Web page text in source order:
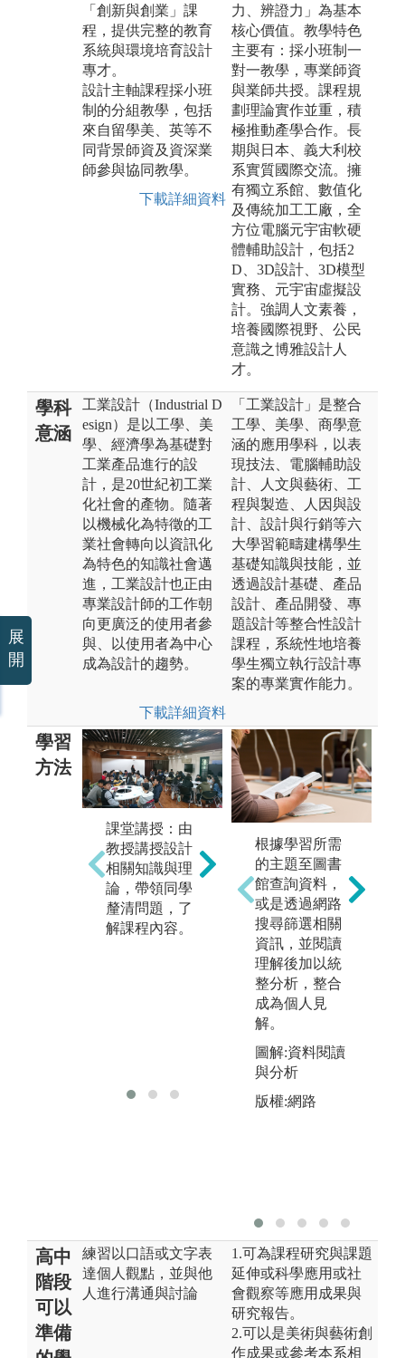
「創新與創業」課
程，提供完整的教育
系統與環境培育設計
專才。
設計主軸課程採小班
制的分組教學，包括
來自留學美、英等不
同背景師資及資深業
師參與協同教學。
下載詳細資料
力、辨證力」為基本
核心價值。教學特色
主要有：採小班制一
對一教學，專業師資
與業師共授。課程規
劃理論實作並重，積
極推動產學合作。長
期與日本、義大利校
系實質國際交流。擁
有獨立系館、數值化
及傳統加工工廠，全
方位電腦元宇宙軟硬
體輔助設計，包括2
D、3D設計、3D模型
實務、元宇宙虛擬設
計。強調人文素養，
培養國際視野、公民
意識之博雅設計人
才。
學科
意涵
工業設計（Industrial D
esign）是以工學、美
學、經濟學為基礎對
工業產品進行的設
計，是20世紀初工業
化社會的產物。隨著
以機械化為特徵的工
業社會轉向以資訊化
為特色的知識社會邁
進，工業設計也正由
專業設計師的工作朝
向更廣泛的使用者參
與、以使用者為中心
成為設計的趨勢。
下載詳細資料
「工業設計」是整合
工學、美學、商學意
涵的應用學科，以表
現技法、電腦輔助設
計、人文與藝術、工
程與製造、人因與設
計、設計與行銷等六
大學習範疇建構學生
基礎知識與技能，並
透過設計基礎、產品
設計、產品開發、專
題設計等整合性設計
課程，系統性地培養
學生獨立執行設計專
案的專業實作能力。
學習
方法
課堂講授：由
教授講授設計
相關知識與理
論，帶領同學
釐清問題，了
解課程內容。
過分組教學活
動、團隊討
論、競賽展演
促成此能力之
養成。
根據學習所需
的主題至圖書
館查詢資料，
或是透過網路
搜尋篩選相關
資訊，並閱讀
理解後加以統
整分析，整合
成為個人見
解。
圖解:資料閱讀
與分析
版權:網路
高中
階段
可以
準備
練習以口語或文字表
達個人觀點，並與他
人進行溝通與討論
1.可為課程研究與課題
延伸或科學應用或社
會觀察等應用成果與
研究報告。
2.可以是美術與藝術創
作成果或參考本系相
展
開